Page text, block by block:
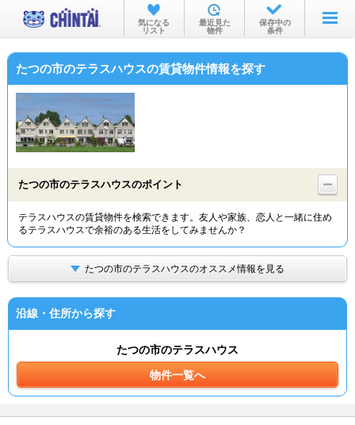
お部屋を探す
沿線・駅から
物件特集から
TOP
気になる
リスト
最近見た
物件
保存中の
条件
たつの市のテラスハウスの賃貸物件情報を探す
たつの市のテラスハウスのポイント
テラスハウスの賃貸物件を検索できます。友人や家族、恋人と一緒に住め
るテラスハウスで余裕のある生活をしてみませんか？
たつの市のテラスハウスのオススメ情報を見る
沿線・住所から探す
たつの市のテラスハウス
物件一覧へ